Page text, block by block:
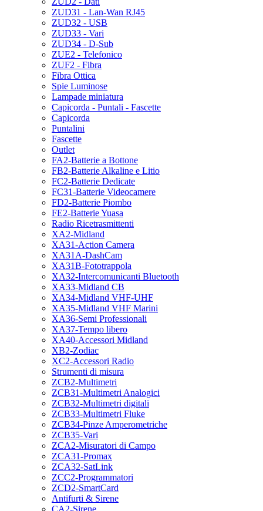
ZUD31 - Lan-Wan RJ45
ZUD32 - USB
ZUD33 - Vari
ZUD34 - D-Sub
ZUE2 - Telefonico
ZUF2 - Fibra
Fibra Ottica
Spie Luminose
Lampade miniatura
Capicorda - Puntali - Fascette
Capicorda
Puntalini
Fascette
Outlet
FA2-Batterie a Bottone
FB2-Batterie Alkaline e Litio
FC2-Batterie Dedicate
FC31-Batterie Videocamere
FD2-Batterie Piombo
FE2-Batterie Yuasa
Radio Ricetrasmittenti
XA2-Midland
XA31-Action Camera
XA31A-DashCam
XA31B-Fototrappola
XA32-Intercomunicanti Bluetooth
XA33-Midland CB
XA34-Midland VHF-UHF
XA35-Midland VHF Marini
XA36-Semi Professionali
XA37-Tempo libero
XA40-Accessori Midland
XB2-Zodiac
XC2-Accessori Radio
Strumenti di misura
ZCB2-Multimetri
ZCB31-Multimetri Analogici
ZCB32-Multimetri digitali
ZCB33-Multimetri Fluke
ZCB34-Pinze Amperometriche
ZCB35-Vari
ZCA2-Misuratori di Campo
ZCA31-Promax
ZCA32-SatLink
ZCC2-Programmatori
ZCD2-SmartCard
Antifurti & Sirene
CA2-Sirene